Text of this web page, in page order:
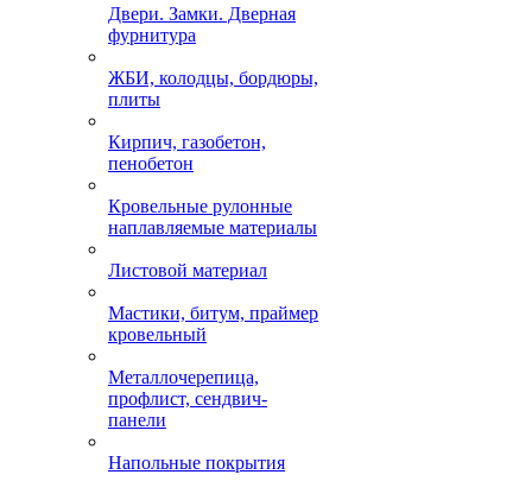
Двери. Замки. Дверная
фурнитура
ЖБИ, колодцы, бордюры,
плиты
Кирпич, газобетон,
пенобетон
Кровельные рулонные
наплавляемые материалы
Листовой материал
Мастики, битум, праймер
кровельный
Металлочерепица,
профлист, сендвич-
панели
Напольные покрытия